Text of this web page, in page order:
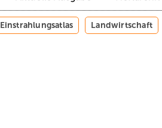
Einstrahlungsatlas Landwirtschaft